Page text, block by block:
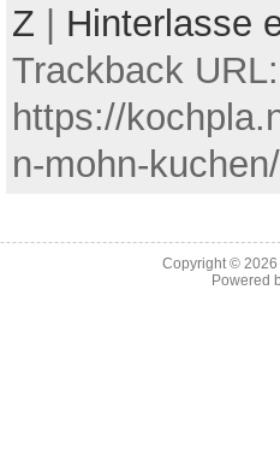
Z
Hinterlasse
Trackback URL:
https://
n-mohn-
Copyright ©
Powered